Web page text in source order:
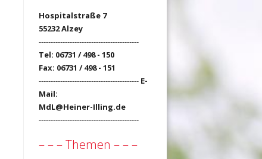
Hospitalstraße 7
55232 Alzey
------------------------------------------
Tel: 06731 / 498 - 150
Fax: 06731 / 498 - 151
------------------------------------------ E-
Mail:
MdL@Heiner-Illing.de
------------------------------------------
– – – Themen – – –